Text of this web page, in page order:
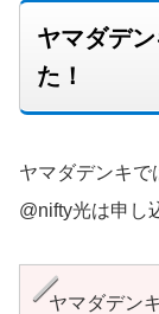
ヤマダデ
た！
ヤマダデンキで
@nifty光は申し
ヤマダデン